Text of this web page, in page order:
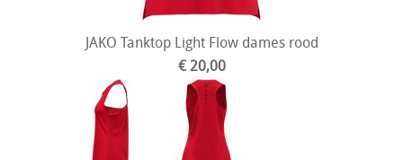
JAKO Tanktop Light Flow dames rood
€ 20,00